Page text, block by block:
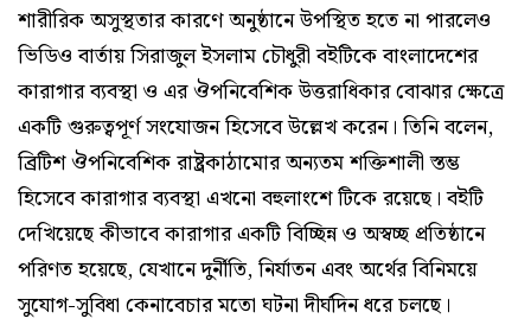
শারীরিক অসুস্থতার কারণে অনুষ্ঠানে উপস্থিত হতে না পারলেও
ভিডিও বার্তায় সিরাজুল ইসলাম চৌধুরী বইটিকে বাংলাদেশের
কারাগার ব্যবস্থা ও এর ঔপনিবেশিক উত্তরাধিকার বোঝার ক্ষেত্রে
একটি গুরুত্বপূর্ণ সংযোজন হিসেবে উল্লেখ করেন। তিনি বলেন,
ব্রিটিশ ঔপনিবেশিক রাষ্ট্রকাঠামোর অন্যতম শক্তিশালী স্তম্ভ
হিসেবে কারাগার ব্যবস্থা এখনো বহুলাংশে টিকে রয়েছে। বইটি
দেখিয়েছে কীভাবে কারাগার একটি বিচ্ছিন্ন ও অস্বচ্ছ প্রতিষ্ঠানে
পরিণত হয়েছে, যেখানে দুর্নীতি, নির্যাতন এবং অর্থের বিনিময়ে
সুযোগ-সুবিধা কেনাবেচার মতো ঘটনা দীর্ঘদিন ধরে চলছে।